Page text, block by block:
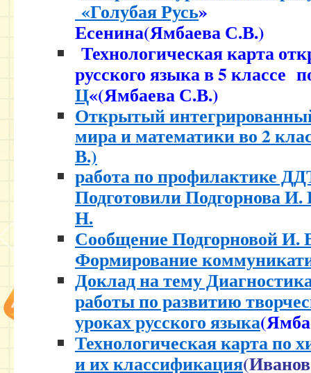
«Голубая Русь»
Есенина(Ямбаева С.В.)
Технологическая карта
русского языка в 5 классе
Ц«(Ямбаева С.В.)
Открытый
мира и математики во 2
В.)
работа по профилактике
Подготовили Подгорнова
Н.
Сообщение Подгорновой И.
Формирование
Доклад на тему
работы по развитию
уроках русского языка
Технологическая карта по
и их классификация